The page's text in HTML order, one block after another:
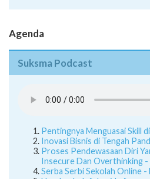
Agenda
Suksma Podcast
Pentingnya Menguasai Skill
Inovasi Bisnis di Tengah
Proses Pendewasaan Diri
Insecure Dan Overthinking -
Serba Serbi Sekolah Online -